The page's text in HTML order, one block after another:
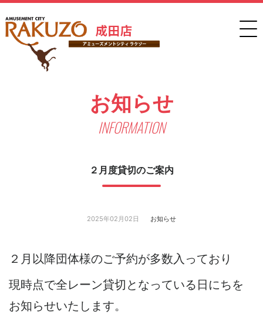
お知らせ
INFORMATION
２月度貸切のご案内
2025年02月02日 お知らせ
２月以降団体様のご予約が多数入っており
現時点で全レーン貸切となっている日にちを
お知らせいたします。